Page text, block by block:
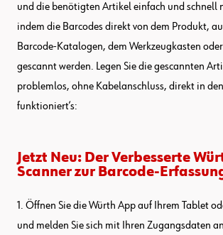
und die benötigten Artikel einfach und schnell
indem die Barcodes direkt von dem Produkt,
Barcode-Katalogen, dem Werkzeugkasten
gescannt werden. Legen Sie die gescannten
problemlos, ohne Kabelanschluss, direkt in
funktioniert’s:
Jetzt Neu: Der Verbesserte
Scanner zur Barcode-
1. Öffnen Sie die Würth App auf Ihrem Tablet
und melden Sie sich mit Ihren Zugangsdaten